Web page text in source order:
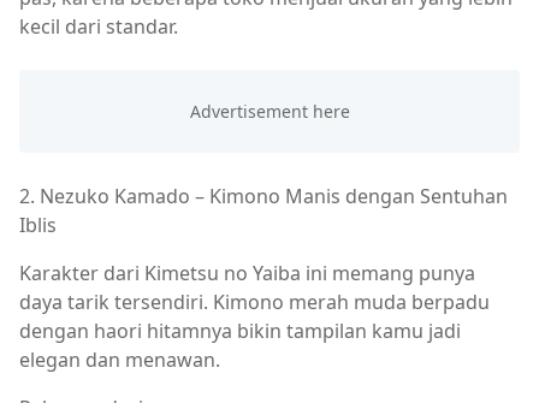
kecil dari standar.
2. Nezuko Kamado – Kimono Manis dengan Sentuhan
Iblis
Karakter dari Kimetsu no Yaiba ini memang punya
daya tarik tersendiri. Kimono merah muda berpadu
dengan haori hitamnya bikin tampilan kamu jadi
elegan dan menawan.